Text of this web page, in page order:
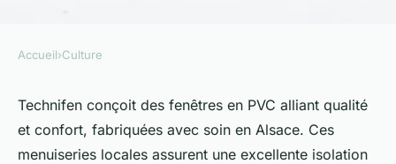
Technifen : fenêtres en pvc
alliant qualité et confort
Accueil›Culture
Technifen conçoit des fenêtres en PVC alliant qualité
et confort, fabriquées avec soin en Alsace. Ces
menuiseries locales assurent une excellente isolation